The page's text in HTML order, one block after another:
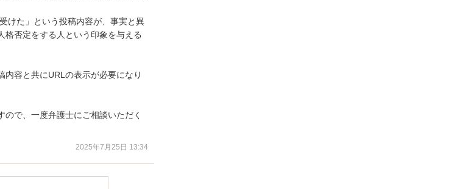
けた」という投稿内容が、事実と異
格否定をする人という印象を与える
内容と共にURLの表示が必要になり
で、一度弁護士にご相談いただく
2025年7月25日 13:34